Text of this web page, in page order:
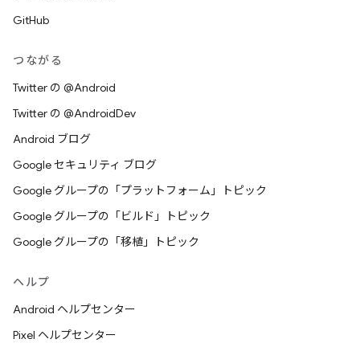
GitHub
つながる
Twitter の @Android
Twitter の @AndroidDev
Android ブログ
Google セキュリティ ブログ
Google グループの「プラットフォーム」トピック
Google グループの「ビルド」トピック
Google グループの「移植」トピック
ヘルプ
Android ヘルプセンター
Pixel ヘルプセンター